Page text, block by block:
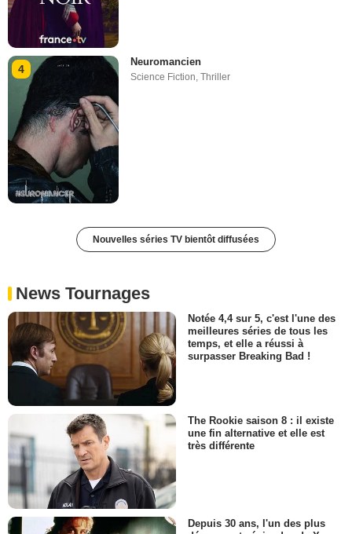
4
Neuromancien
Science Fiction ,Thriller
Nouvelles séries TV bientôt diffusées
News Tournages
Notée 4,4 sur 5, c'est l'une des
meilleures séries de tous les
temps, et elle a réussi à
surpasser Breaking Bad !
The Rookie saison 8 : il existe
une fin alternative et elle est
très différente
Depuis 30 ans, l'un des plus